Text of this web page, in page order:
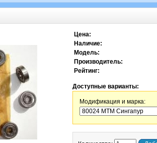
Цена:
Наличие:
Модель:
Производитель:
Рейтинг:
Доступные варианты:
Модификация и марка: